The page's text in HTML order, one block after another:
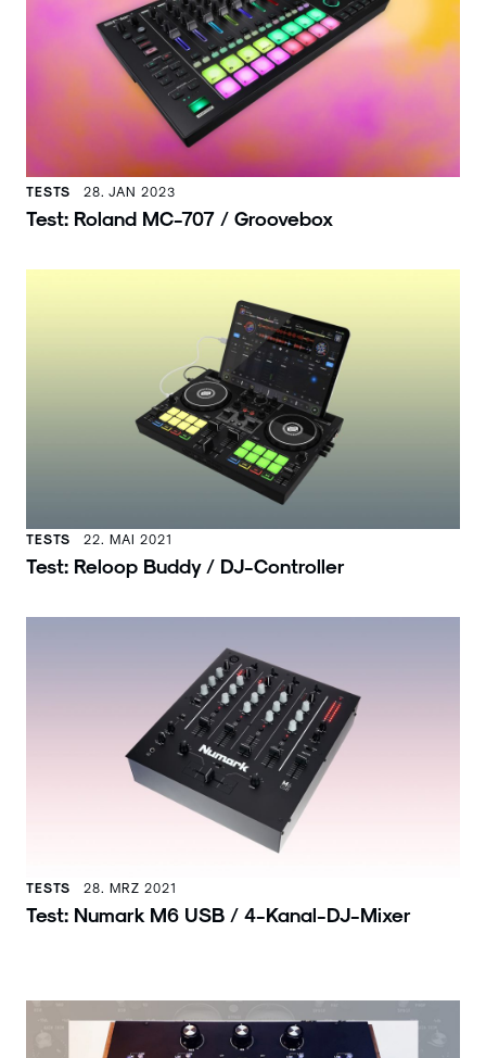
TESTS 28. JAN 2023
Test: Roland MC-707 / Groovebox
TESTS 22. MAI 2021
Test: Reloop Buddy / DJ-Controller
TESTS 28. MRZ 2021
Test: Numark M6 USB / 4-Kanal-DJ-Mixer